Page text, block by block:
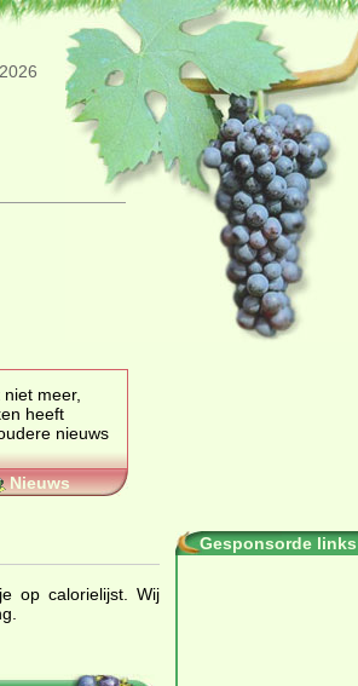
meer,
nieuws
Nieuws
op calorielijst. Wij
Gesponsorde links